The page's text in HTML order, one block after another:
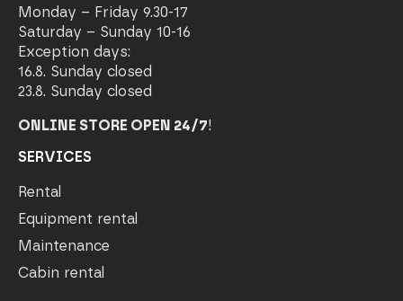
Monday – Friday 9.30-17
Saturday – Sunday 10-16
Exception days:
16.8. Sunday closed
23.8. Sunday closed
ONLINE STORE OPEN 24/7!
SERVICES
Rental
Equipment rental
Maintenance
Cabin rental